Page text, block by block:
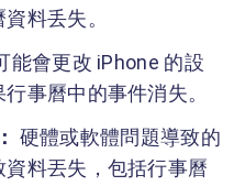
料丢失。
能會更改 iPhone 的設
事曆中的事件消失。
硬體或軟體問題導致的
料丟失，包括行事曆